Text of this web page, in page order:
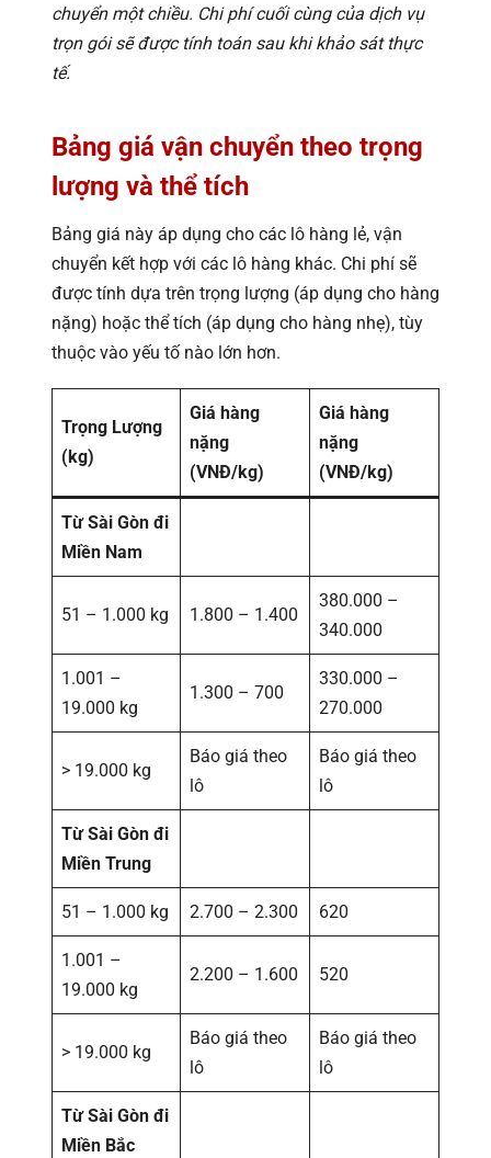
chuyển một chiều. Chi phí cuối cùng của dịch vụ
trọn gói sẽ được tính toán sau khi khảo sát thực
tế.
Bảng giá vận chuyển theo trọng
lượng và thể tích
Bảng giá này áp dụng cho các lô hàng lẻ, vận
chuyển kết hợp với các lô hàng khác. Chi phí sẽ
được tính dựa trên trọng lượng (áp dụng cho hàng
nặng) hoặc thể tích (áp dụng cho hàng nhẹ), tùy
thuộc vào yếu tố nào lớn hơn.
Trọng Lượng
(kg)
Giá hàng
nặng
(VNĐ/kg)
Giá hàng
nặng
(VNĐ/kg)
Từ Sài Gòn đi
Miền Nam
51 – 1.000 kg 1.800 – 1.400
380.000 –
340.000
1.001 –
19.000 kg
1.300 – 700
330.000 –
270.000
> 19.000 kg
Báo giá theo
lô
Báo giá theo
lô
Từ Sài Gòn đi
Miền Trung
51 – 1.000 kg 2.700 – 2.300 620
1.001 –
19.000 kg
2.200 – 1.600 520
> 19.000 kg
Báo giá theo
lô
Báo giá theo
lô
Từ Sài Gòn đi
Miền Bắc